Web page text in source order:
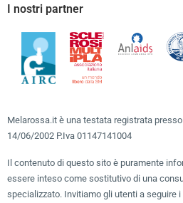
I nostri partner
Melarossa.it è una testata registrata
14/06/2002 P.Iva 01147141004
Il contenuto di questo sito è puramente
essere inteso come sostitutivo di una
specializzato. Invitiamo gli utenti a seguire